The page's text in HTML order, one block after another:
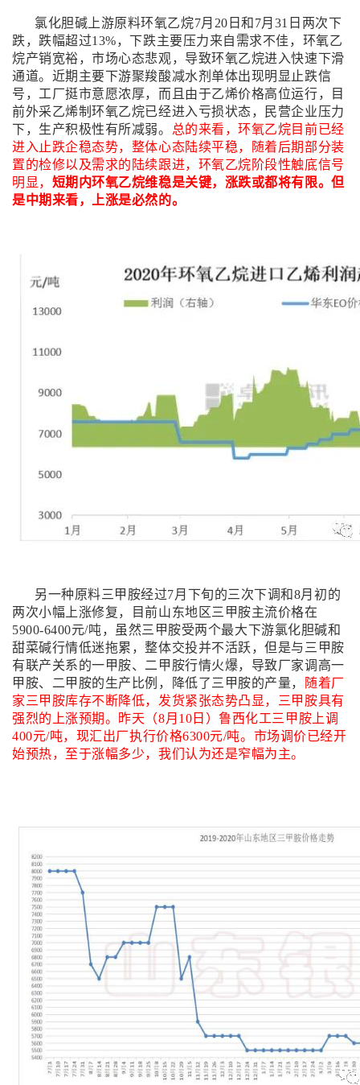
氯化胆碱上游原料环氧乙烷7月20日和7月31日两次下
跌，跌幅超过13%，下跌主要压力来自需求不佳，环氧乙
烷产销宽裕，市场心态悲观，导致环氧乙烷进入快速下滑
通道。近期主要下游聚羧酸减水剂单体出现明显止跌信
号，工厂挺市意愿浓厚，而且由于乙烯价格高位运行，目
前外采乙烯制环氧乙烷已经进入亏损状态，民营企业压力
下，生产积极性有所减弱。 总的来看，环氧乙烷目前已经
进入止跌企稳态势，整体心态陆续平稳，随着后期部分装
置的检修以及需求的陆续跟进，环氧乙烷阶段性触底信号
明显， 短期内环氧乙烷维稳是关键，涨跌或都将有限。但
是中期来看，上涨是必然的。
另一种原料三甲胺经过7月下旬的三次下调和8月初的
两次小幅上涨修复，目前山东地区三甲胺主流价格在
5900-6400元/吨，虽然三甲胺受两个最大下游氯化胆碱和
甜菜碱行情低迷拖累，整体交投并不活跃，但是与三甲胺
有联产关系的一甲胺、二甲胺行情火爆，导致厂家调高一
甲胺、二甲胺的生产比例，降低了三甲胺的产量，
随着厂
家三甲胺库存不断降低，发货紧张态势凸显，三甲胺具有
强烈的上涨预期。昨天（8月10日）鲁西化工三甲胺上调
400元/吨，现汇出厂执行价格6300元/吨。市场调价已经开
始预热，至于涨幅多少，我们认为还是窄幅为主。